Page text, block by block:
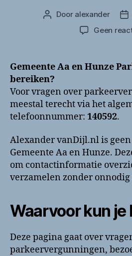
Berichtauteur
Door alexander
Geen
Gemeente Aa en Hunze
bereiken?
Voor vragen over
meestal terecht via het
telefoonnummer: 140592.
Alexander vanDijl.nl is
Gemeente Aa en Hunze.
om contactinformatie
verzamelen zonder onnodig
Waarvoor kun je
Deze pagina gaat over
parkeervergunningen,